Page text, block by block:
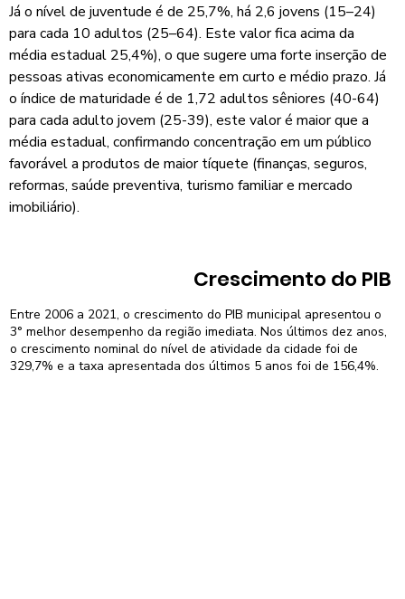
Já o nível de juventude é de 25,7%, há 2,6 jovens (15–24)
para cada 10 adultos (25–64). Este valor fica acima da
média estadual 25,4%), o que sugere uma forte inserção de
pessoas ativas economicamente em curto e médio prazo. Já
o índice de maturidade é de 1,72 adultos sêniores (40-64)
para cada adulto jovem (25-39), este valor é maior que a
média estadual, confirmando concentração em um público
favorável a produtos de maior tíquete (finanças, seguros,
reformas, saúde preventiva, turismo familiar e mercado
imobiliário).
Crescimento do PIB
Entre 2006 a 2021, o crescimento do PIB municipal apresentou o
3° melhor desempenho da região imediata. Nos últimos dez anos,
o crescimento nominal do nível de atividade da cidade foi de
329,7% e a taxa apresentada dos últimos 5 anos foi de 156,4%.